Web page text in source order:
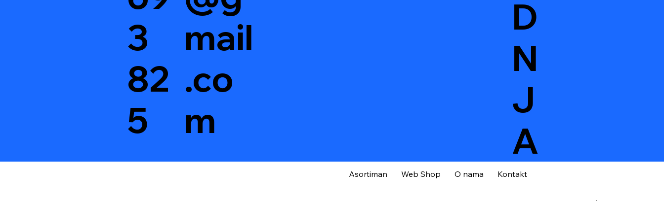
Asortiman Web Shop O nama Kontakt
3
82
5
mail
.co
m
D
N
J
A